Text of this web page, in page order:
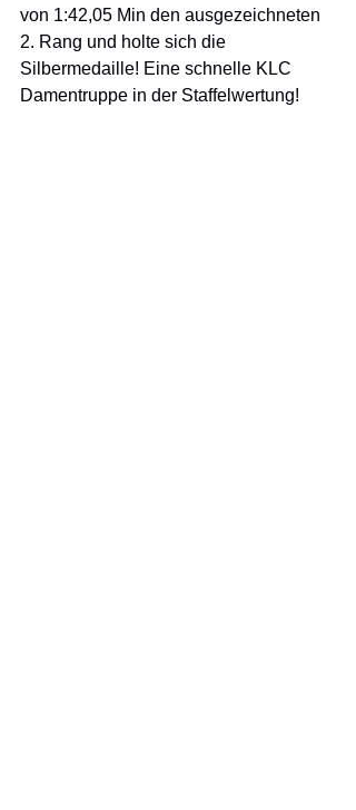
von 1:42,05 Min den ausgezeichneten
2. Rang und holte sich die
Silbermedaille! Eine schnelle KLC
Damentruppe in der Staffelwertung!